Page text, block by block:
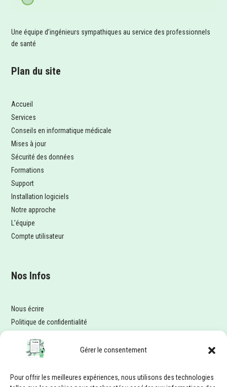
Gérer le consentement
Pour offrir les meilleures expériences, nous utilisons des technologies
Une équipe d’ingénieurs sympathiques au service des professionnels
de santé
Plan du site
Accueil
Services
Conseils en informatique médicale
Mises à jour
Sécurité des données
Formations
Support
Installation logiciels
Notre approche
L’équipe
Compte utilisateur
Nos Infos
Nous écrire
Politique de confidentialité
Nos horaires